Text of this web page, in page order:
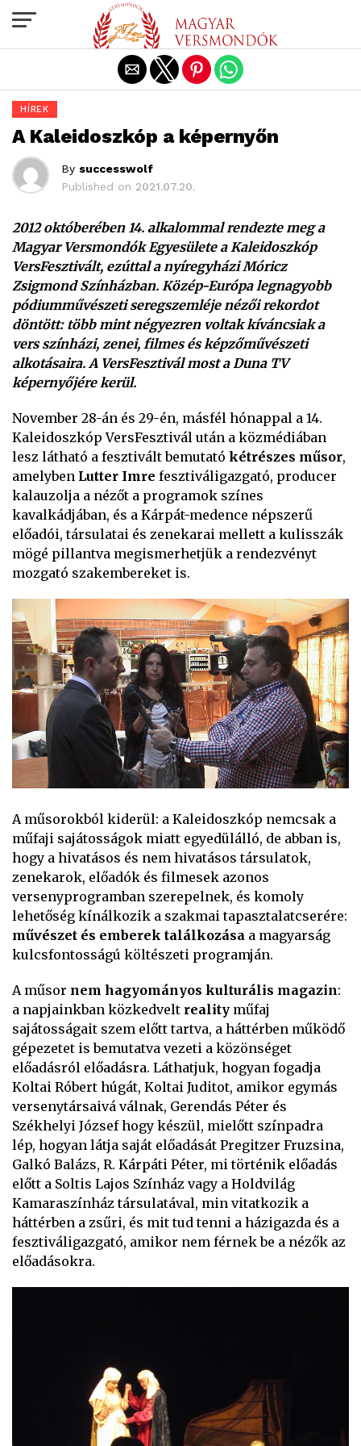
HÍREK
A Kaleidoszkóp a képernyőn
By successwolf
Published on 2021.07.20.
2012 októberében 14. alkalommal rendezte meg a
Magyar Versmondók Egyesülete a Kaleidoszkóp
VersFesztivált, ezúttal a nyíregyházi Móricz
Zsigmond Színházban. Közép-Európa legnagyobb
pódiumművészeti seregszemléje nézői rekordot
döntött: több mint négyezren voltak kíváncsiak a
vers színházi, zenei, filmes és képzőművészeti
alkotásaira. A VersFesztivál most a Duna TV
képernyőjére kerül.
November 28-án és 29-én, másfél hónappal a 14.
Kaleidoszkóp VersFesztivál után a közmédiában
lesz látható a fesztivált bemutató kétrészes műsor,
amelyben Lutter Imre fesztiváligazgató, producer
kalauzolja a nézőt a programok színes
kavalkádjában, és a Kárpát-medence népszerű
előadói, társulatai és zenekarai mellett a kulisszák
mögé pillantva megismerhetjük a rendezvényt
mozgató szakembereket is.
A műsorokból kiderül: a Kaleidoszkóp nemcsak a
műfaji sajátosságok miatt egyedülálló, de abban is,
hogy a hivatásos és nem hivatásos társulatok,
zenekarok, előadók és filmesek azonos
versenyprogramban szerepelnek, és komoly
lehetőség kínálkozik a szakmai tapasztalatcserére:
művészet és emberek találkozása a magyarság
kulcsfontosságú költészeti programján.
A műsor nem hagyományos kulturális magazin:
a napjainkban közkedvelt reality műfaj
sajátosságait szem előtt tartva, a háttérben működő
gépezetet is bemutatva vezeti a közönséget
előadásról előadásra. Láthatjuk, hogyan fogadja
Koltai Róbert húgát, Koltai Juditot, amikor egymás
versenytársaivá válnak, Gerendás Péter és
Székhelyi József hogy készül, mielőtt színpadra
lép, hogyan látja saját előadását Pregitzer Fruzsina,
Galkó Balázs, R. Kárpáti Péter, mi történik előadás
előtt a Soltis Lajos Színház vagy a Holdvilág
Kamaraszínház társulatával, min vitatkozik a
háttérben a zsűri, és mit tud tenni a házigazda és a
fesztiváligazgató, amikor nem férnek be a nézők az
előadásokra.
Exit mobile version